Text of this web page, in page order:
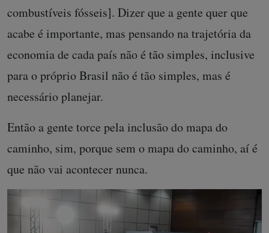
combustíveis fósseis]. Dizer que a gente quer que
acabe é importante, mas pensando na trajetória da
economia de cada país não é tão simples, inclusive
para o próprio Brasil não é tão simples, mas é
necessário planejar.
Então a gente torce pela inclusão do mapa do
caminho, sim, porque sem o mapa do caminho, aí é
que não vai acontecer nunca.